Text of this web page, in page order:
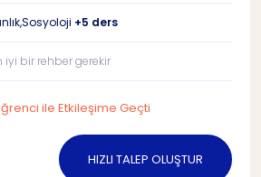
+5 ders
iyi bir rehber gerekir
ile Etkileşime Geçti
HIZLI TALEP OLUŞTUR